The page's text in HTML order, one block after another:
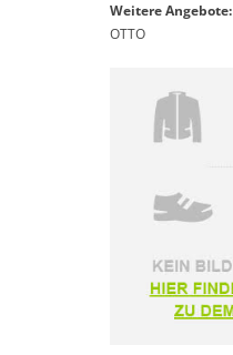
Weitere Angebote:
OTTO